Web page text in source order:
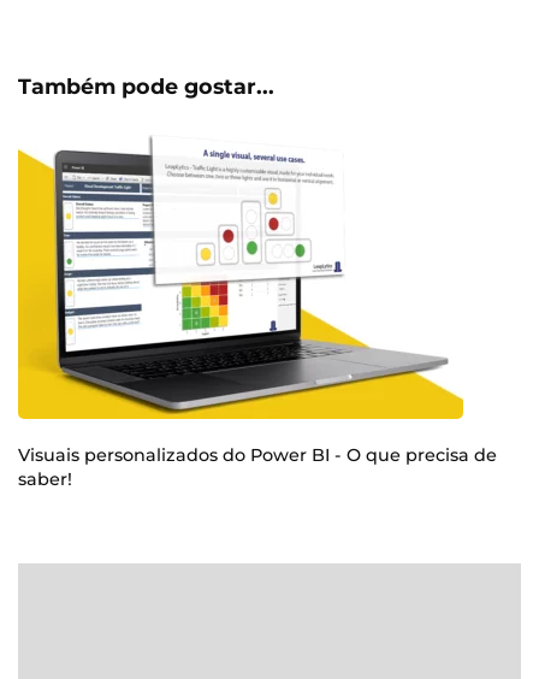
Também pode gostar...
Visuais personalizados do Power BI - O que precisa de
saber!